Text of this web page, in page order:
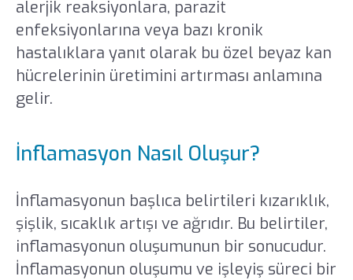
alerjik reaksiyonlara, parazit
enfeksiyonlarına veya bazı kronik
hastalıklara yanıt olarak bu özel beyaz kan
hücrelerinin üretimini artırması anlamına
gelir.
İnflamasyon Nasıl Oluşur?
İnflamasyonun başlıca belirtileri kızarıklık,
şişlik, sıcaklık artışı ve ağrıdır. Bu belirtiler,
inflamasyonun oluşumunun bir sonucudur.
İnflamasyonun oluşumu ve işleyiş süreci bir